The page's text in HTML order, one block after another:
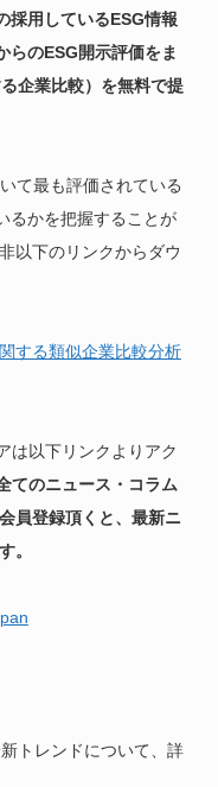
採用しているESG情報
らのESG開示評価をま
企業比較）を無料で提
て最も評価されている
るかを把握することが
以下のリンクからダウ
する類似企業比較分析
は以下リンクよりアク
てのニュース・コラム
員登録頂くと、最新ニ
。
トレンドについて、詳